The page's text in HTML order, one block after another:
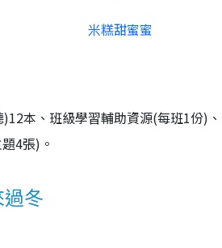
米糕甜蜜蜜
本、班級學習輔助資源(每班1份)
4張)。
冬